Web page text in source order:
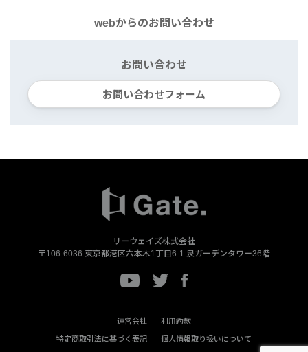
webからのお問い合わせ
お問い合わせ
お問い合わせフォーム
リーウェイズ株式会社
〒106-6036 東京都港区六本木1丁目6-1 泉ガーデンタワー36階
運営会社 利用約款
特定商取引法に基づく表記 個人情報取り扱いについて